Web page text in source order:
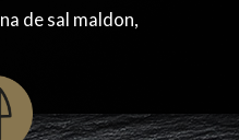
de sal maldon,